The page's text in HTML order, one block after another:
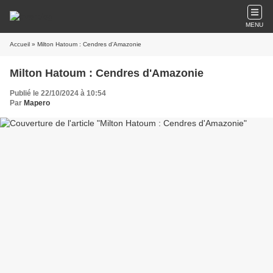
MENU
Accueil » Milton Hatoum : Cendres d'Amazonie
Milton Hatoum : Cendres d'Amazonie
Publié le 22/10/2024 à 10:54
Par Mapero